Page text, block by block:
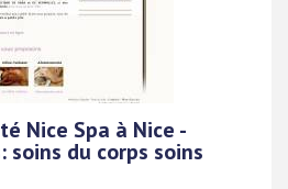
Nice Spa à Nice -
soins du corps soins